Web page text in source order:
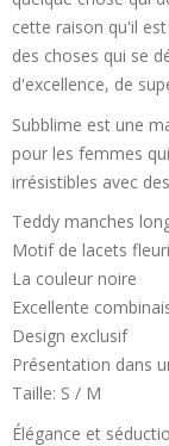
cette raison qu'il
des choses qui se
d'excellence, de
Subblime est une
pour les femmes
irrésistibles avec
Teddy manches
Motif de lacets
La couleur noire
Excellente
Design exclusif
Présentation dans
Taille: S / M
Élégance et